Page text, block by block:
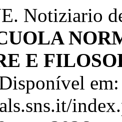
Notiziario
E
em: